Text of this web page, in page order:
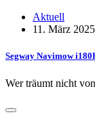
Aktuell
11. März 2025
Segway Navimow
Wer träumt nicht